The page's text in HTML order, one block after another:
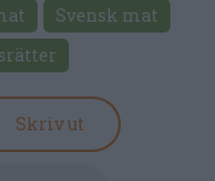
Svensk mat
Skriv ut